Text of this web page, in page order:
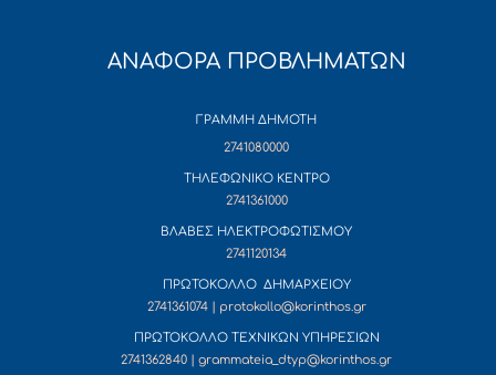
ΑΝΑΦΟΡΑ ΠΡΟΒΛΗΜΑΤΩΝ
ΓΡΑΜΜΗ ΔΗΜΟΤΗ
2741080000
ΤΗΛΕΦΩΝΙΚΟ ΚΕΝΤΡΟ
2741361000
ΒΛΑΒΕΣ ΗΛΕΚΤΡΟΦΩΤΙΣΜΟΥ
2741120134
ΠΡΩΤΟΚΟΛΛΟ ΔΗΜΑΡΧΕΙΟΥ
2741361074 | protokollo@korinthos.gr
ΠΡΩΤΟΚΟΛΛΟ ΤΕΧΝΙΚΩΝ ΥΠΗΡΕΣΙΩΝ
2741362840 | grammateia_dtyp@korinthos.gr